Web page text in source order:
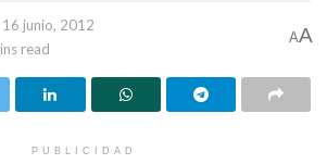
16 junio, 2012
read
AA
PUBLICIDAD